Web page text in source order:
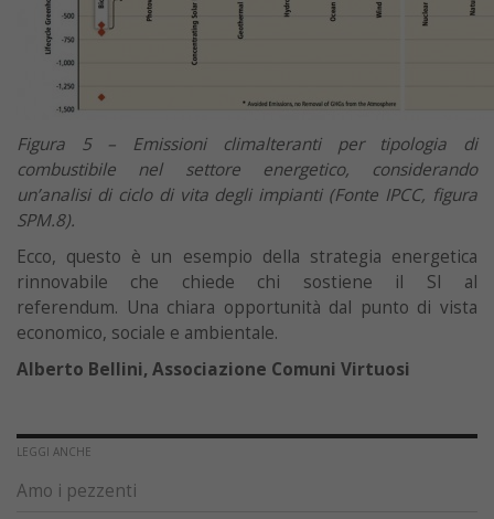
Figura 5 – Emissioni climalteranti per tipologia di
combustibile nel settore energetico, considerando
un’analisi di ciclo di vita degli impianti (Fonte IPCC, figura
SPM.8).
Ecco, questo è un esempio della strategia energetica
rinnovabile che chiede chi sostiene il SI al
referendum. Una chiara opportunità dal punto di vista
economico, sociale e ambientale.
Alberto Bellini, Associazione Comuni Virtuosi
LEGGI ANCHE
Amo i pezzenti